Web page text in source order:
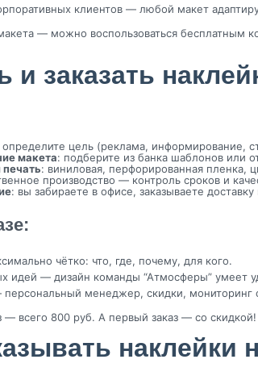
клиентов — любой макет
— можно воспользоваться бесплатным
и заказать
определите цель (реклама, информирование,
макета: подберите из банка шаблонов или
: виниловая, перфорированная пленка,
производство — контроль сроков и
: вы забираете в офисе, заказываете
чётко: что, где, почему, для кого.
идей — дизайн команды “Атмосферы” умеет
менеджер, скидки, мониторинг
— всего 800 руб. А первый заказ — со скидкой!